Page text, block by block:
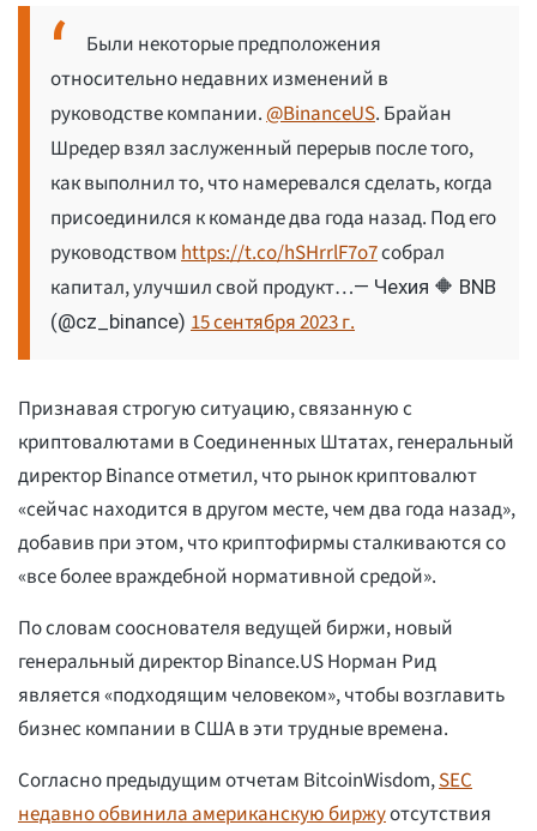
Были некоторые предположения
относительно недавних изменений в
руководстве компании.@BinanceUS. Брайан
Шредер взял заслуженный перерыв после того,
как выполнил то, что намеревался сделать, когда
присоединился к команде два года назад. Под его
руководствомhttps://t.co/hSHrrlF7o7собрал
капитал, улучшил свой продукт…— Чехия 🔶 BNB
(@cz_binance) 15 сентября 2023 г.
Признавая строгую ситуацию, связанную с
криптовалютами в Соединенных Штатах, генеральный
директор Binance отметил, что рынок криптовалют
«сейчас находится в другом месте, чем два года назад»,
добавив при этом, что криптофирмы сталкиваются со
«все более враждебной нормативной средой».
По словам сооснователя ведущей биржи, новый
генеральный директор Binance.US Норман Рид
является «подходящим человеком», чтобы возглавить
бизнес компании в США в эти трудные времена.
Согласно предыдущим отчетам BitcoinWisdom,SEC
недавно обвинила американскую биржуотсутствия